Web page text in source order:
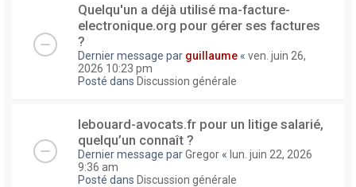
Quelqu'un a déjà utilisé ma-facture-
electronique.org pour gérer ses factures
?
Dernier message par guillaume « ven. juin 26,
2026 10:23 pm
Posté dans Discussion générale
lebouard-avocats.fr pour un litige salarié,
quelqu’un connaît ?
Dernier message parGregor « lun. juin 22, 2026
9:36 am
Posté dans Discussion générale